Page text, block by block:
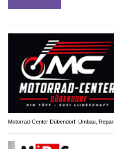
Motorrad-Center Dübendorf: Umbau,